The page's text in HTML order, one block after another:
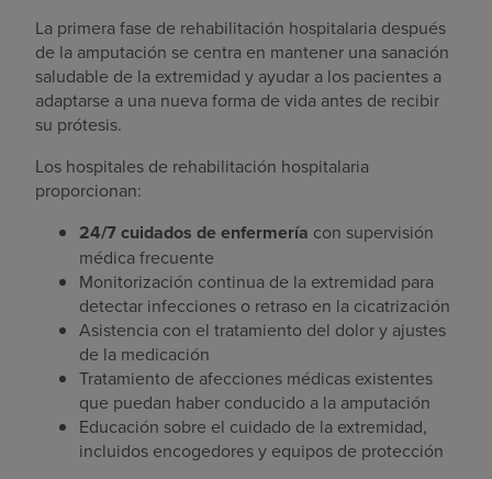
La primera fase de rehabilitación hospitalaria después
de la amputación se centra en mantener una sanación
saludable de la extremidad y ayudar a los pacientes a
adaptarse a una nueva forma de vida antes de recibir
su prótesis.
Los hospitales de rehabilitación hospitalaria
proporcionan:
24/7 cuidados de enfermería con supervisión
médica frecuente
Monitorización continua de la extremidad para
detectar infecciones o retraso en la cicatrización
Asistencia con el tratamiento del dolor y ajustes
de la medicación
Tratamiento de afecciones médicas existentes
que puedan haber conducido a la amputación
Educación sobre el cuidado de la extremidad,
incluidos encogedores y equipos de protección